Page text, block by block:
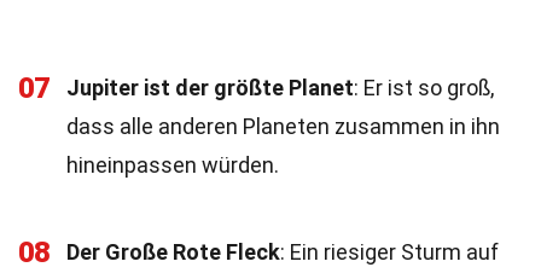
07 Jupiter ist der größte Planet: Er ist so groß,
dass alle anderen Planeten zusammen in ihn
hineinpassen würden.
08 Der Große Rote Fleck: Ein riesiger Sturm auf